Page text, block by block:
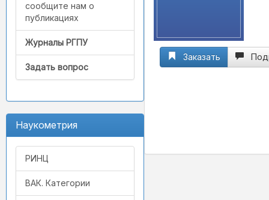
сообщите нам о
публикациях
Журналы РГПУ
Задать вопрос
Наукометрия
РИНЦ
ВАК. Категории
Заказать